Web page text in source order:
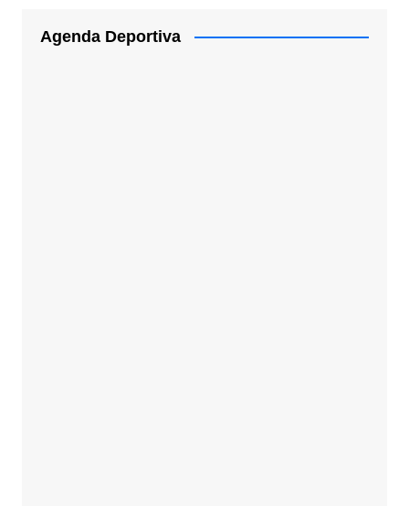
Agenda Deportiva